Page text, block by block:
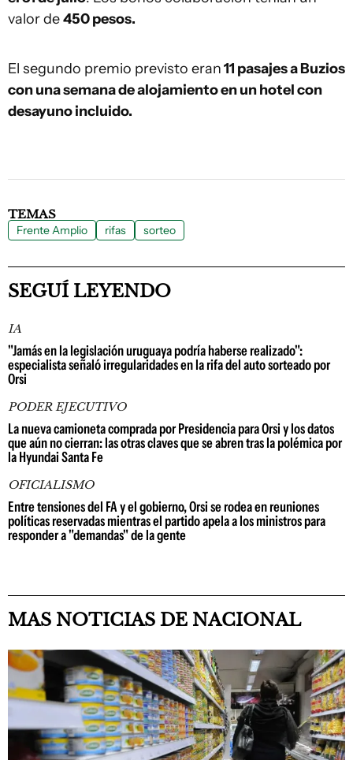
valor de450 pesos.
El segundo premio previsto eran11 pasajes a Buzios
con una semana de alojamiento en un hotel con
desayuno incluido.
TEMAS
Frente Amplio rifas sorteo
SEGUÍ LEYENDO
IA
"Jamás en la legislación uruguaya podría haberse realizado":
especialista señaló irregularidades en la rifa del auto sorteado por
Orsi
PODER EJECUTIVO
La nueva camioneta comprada por Presidencia para Orsi y los datos
que aún no cierran: las otras claves que se abren tras la polémica por
la Hyundai Santa Fe
OFICIALISMO
Entre tensiones del FA y el gobierno, Orsi se rodea en reuniones
políticas reservadas mientras el partido apela a los ministros para
responder a "demandas" de la gente
MAS NOTICIAS DE NACIONAL